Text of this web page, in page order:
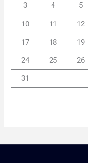
3 4 5
10 11 12
17 18 19
24 25 26
31